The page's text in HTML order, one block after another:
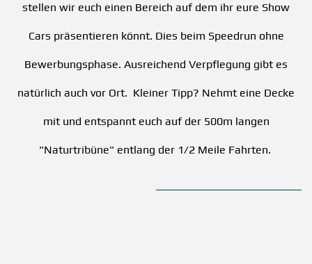
stellen wir euch einen Bereich auf dem ihr eure Show
Cars präsentieren könnt. Dies beim Speedrun ohne
Bewerbungsphase. Ausreichend Verpflegung gibt es
natürlich auch vor Ort. Kleiner Tipp? Nehmt eine Decke
mit und entspannt euch auf der 500m langen
"Naturtribüne" entlang der 1/2 Meile Fahrten.